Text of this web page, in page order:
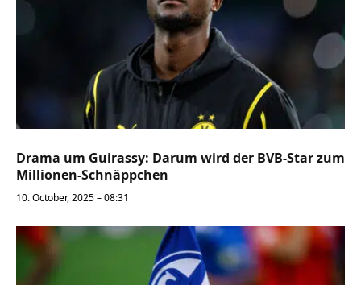
Drama um Guirassy: Darum wird der BVB-Star zum
Millionen-Schnäppchen
10. October, 2025 – 08:31